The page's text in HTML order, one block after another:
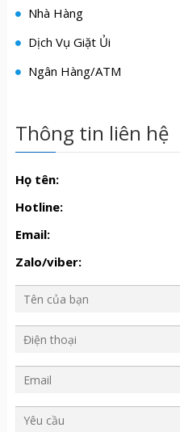
Nhà Hàng
Dịch Vụ Giặt Ủi
Ngân Hàng/ATM
Thông tin liên hệ
Họ tên:
Hotline:
Email:
Zalo/viber: